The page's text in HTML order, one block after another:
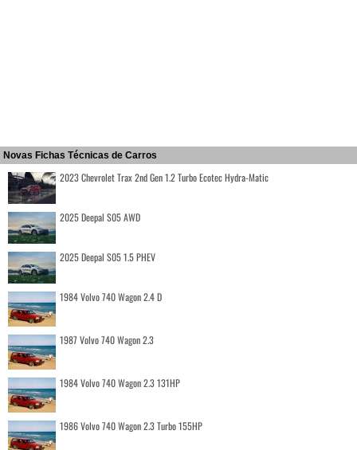
Novas Fichas Técnicas de Carros
2023 Chevrolet Trax 2nd Gen 1.2 Turbo Ecotec Hydra-Matic
2025 Deepal S05 AWD
2025 Deepal S05 1.5 PHEV
1984 Volvo 740 Wagon 2.4 D
1987 Volvo 740 Wagon 2.3
1984 Volvo 740 Wagon 2.3 131HP
1986 Volvo 740 Wagon 2.3 Turbo 155HP